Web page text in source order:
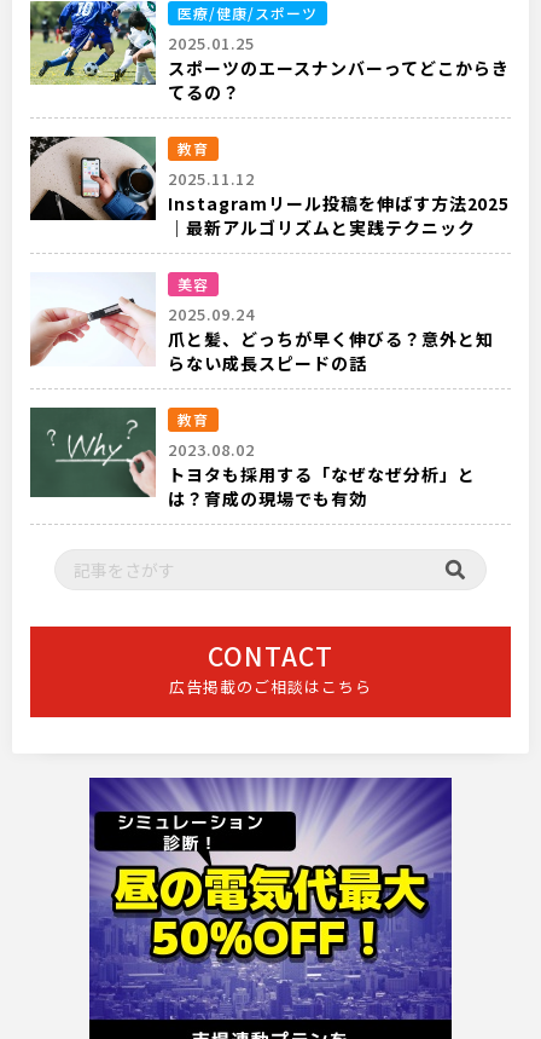
医療/健康/スポーツ
2025.01.25
スポーツのエースナンバーってどこからき
てるの？
教育
2025.11.12
Instagramリール投稿を伸ばす方法2025
｜最新アルゴリズムと実践テクニック
美容
2025.09.24
爪と髪、どっちが早く伸びる？意外と知
らない成長スピードの話
教育
2023.08.02
トヨタも採用する「なぜなぜ分析」と
は？育成の現場でも有効
CONTACT
広告掲載のご相談はこちら